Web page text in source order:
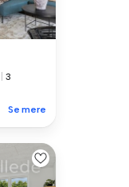
|3
Se mere